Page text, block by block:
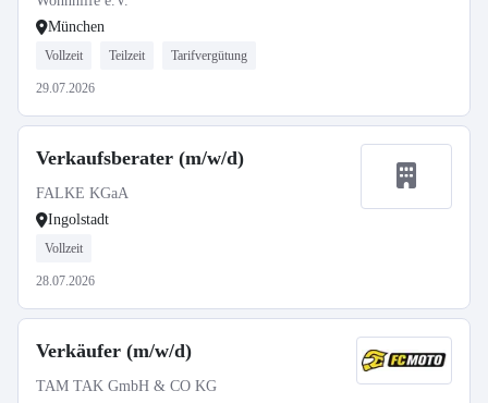
München
Vollzeit Teilzeit Tarifvergütung
29.07.2026
Verkaufsberater (m/w/d)
FALKE KGaA
Ingolstadt
Vollzeit
28.07.2026
Verkäufer (m/w/d)
TAM TAK GmbH & CO KG